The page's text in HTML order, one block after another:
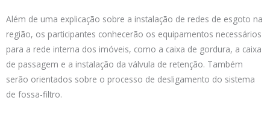
Além de uma explicação sobre a instalação de redes de esgoto na
região, os participantes conhecerão os equipamentos necessários
para a rede interna dos imóveis, como a caixa de gordura, a caixa
de passagem e a instalação da válvula de retenção. Também
serão orientados sobre o processo de desligamento do sistema
de fossa-filtro.